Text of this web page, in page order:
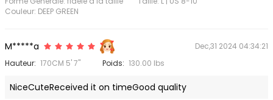
Couleur: DEEP GREEN
M*****a
Dec,31 2024 04:34:21
Hauteur: 170CM 5' 7" Poids: 130.00 lbs
NiceCuteReceived it on timeGood quality